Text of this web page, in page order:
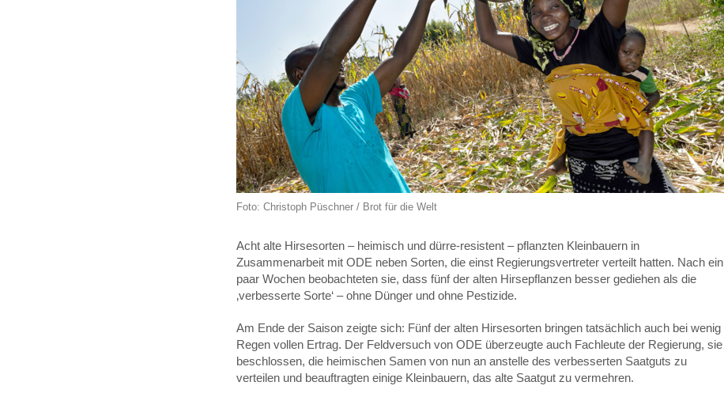
Foto: Christoph Püschner / Brot für die Welt
Acht alte Hirsesorten – heimisch und dürre-resistent – pflanzten Kleinbauern in
Zusammenarbeit mit ODE neben Sorten, die einst Regierungsvertreter verteilt hatten. Nach ein
paar Wochen beobachteten sie, dass fünf der alten Hirsepflanzen besser gediehen als die
‚verbesserte Sorte‘ – ohne Dünger und ohne Pestizide.
Am Ende der Saison zeigte sich: Fünf der alten Hirsesorten bringen tatsächlich auch bei wenig
Regen vollen Ertrag. Der Feldversuch von ODE überzeugte auch Fachleute der Regierung, sie
beschlossen, die heimischen Samen von nun an anstelle des verbesserten Saatguts zu
verteilen und beauftragten einige Kleinbauern, das alte Saatgut zu vermehren.